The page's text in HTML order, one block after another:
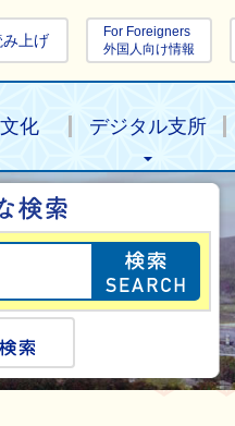
上げ
For Foreigners
外国人向け情報
化 デジタル支所